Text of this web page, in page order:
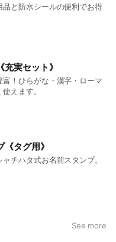
品と防水シールの便利でお得
実セット》
富！ひらがな・漢字・ローマ
えます。
《タグ用》
チハタ式お名前スタンプ。
See more